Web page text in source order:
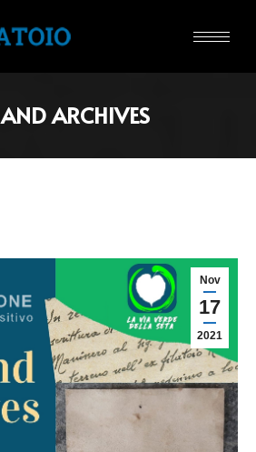
ARCHIVES
Nov
17
2021